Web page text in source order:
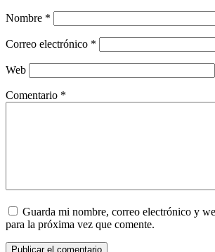
Nombre *
Correo electrónico *
Web
Comentario *
Guarda mi nombre, correo electrónico y
para la próxima vez que comente.